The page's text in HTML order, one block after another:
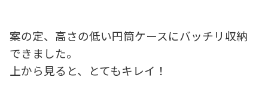
案の定、高さの低い円筒ケースにバッチリ収納
できました。
上から見ると、とてもキレイ！